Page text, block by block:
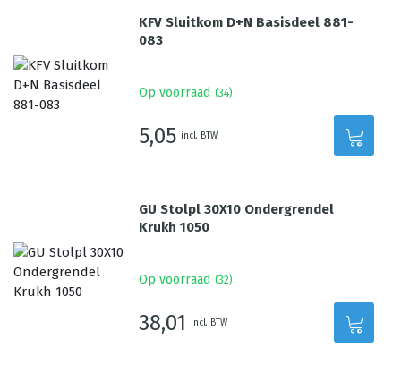
KFV Sluitkom D+N Basisdeel 881-
083
Op voorraad (34)
5,05 incl. BTW
GU Stolpl 30X10 Ondergrendel
Krukh 1050
Op voorraad (32)
38,01 incl. BTW